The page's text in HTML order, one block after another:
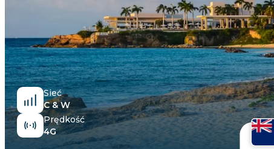
Sieć
C & W
Prędkość
4G